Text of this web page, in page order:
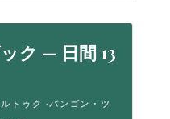
ク — 日間 13
トゥク ·パンゴン・ツ